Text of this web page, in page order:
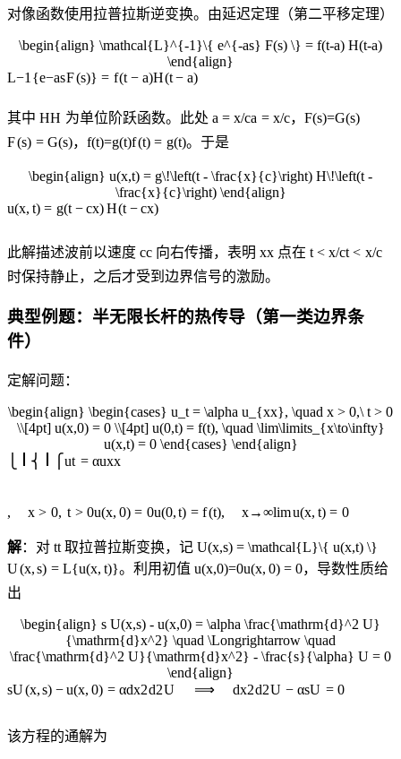
对像函数使用拉普拉斯逆变换。由延迟定理（第二平移定理）
\begin{align} \mathcal{L}^{-1}\{ e^{-as} F(s) \} = f(t-a) H(t-a)
\end{align}
L−1 {e−asF(s)} = f(t − a)H(t − a)
其中 HH 为单位阶跃函数。此处a = x/ca = x/c，F(s)=G(s)
F(s) = G(s)，f(t)=g(t)f(t) = g(t)。于是
\begin{align} u(x,t) = g\!\left(t - \frac{x}{c}\right) H\!\left(t -
\frac{x}{c}\right) \end{align}
u(x, t) = g(t − cx)H(t − cx)
此解描述波前以速度 cc 向右传播，表明 xx 点在 t < x/ct < x/c
时保持静止，之后才受到边界信号的激励。
典型例题：半无限长杆的热传导（第一类边界条
件）
定解问题：
\begin{align} \begin{cases} u_t = \alpha u_{xx}, \quad x > 0,\ t > 0
\\[4pt] u(x,0) = 0 \\[4pt] u(0,t) = f(t), \quad \lim\limits_{x\to\infty}
u(x,t) = 0 \end{cases} \end{align}
⎨ ⎧ut = αuxx
, x > 0, t > 0u(x, 0) = 0u(0,t) = f(t), x→∞limu(x, t) = 0
解：对 tt 取拉普拉斯变换，记 U(x,s) = \mathcal{L}\{ u(x,t) \}
U(x,s) = L{u(x, t)}。利用初值 u(x,0)=0u(x, 0) = 0，导数性质给
出
\begin{align} s U(x,s) - u(x,0) = \alpha \frac{\mathrm{d}^2 U}
{\mathrm{d}x^2} \quad \Longrightarrow \quad
\frac{\mathrm{d}^2 U}{\mathrm{d}x^2} - \frac{s}{\alpha} U = 0
\end{align}
sU(x,s) − u(x, 0) = αdx2d2U ⟹ dx2d2U − αsU = 0
该方程的通解为